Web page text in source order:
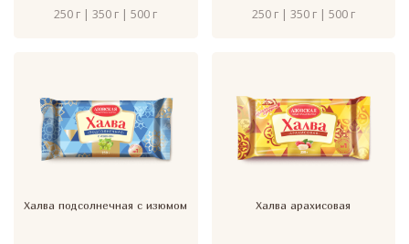
250 г | 350 г | 500 г 250 г | 350 г | 500 г
Халва подсолнечная с изюмом Халва арахисовая